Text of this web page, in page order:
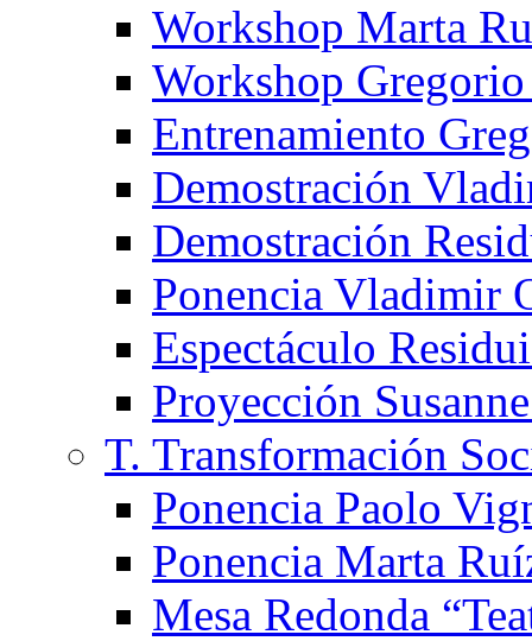
Workshop Marta
Workshop
Entrenamiento
Demostración
Demostración
Ponencia Vladimir
Espectáculo
Proyección
T. Transformación
Ponencia Paolo
Ponencia Marta
Mesa Redonda